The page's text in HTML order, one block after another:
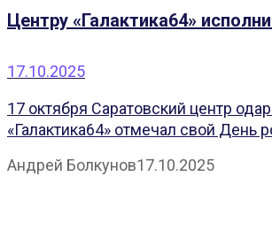
Центру «Галактика64»
17.10.2025
17 октября Саратовский центр
«Галактика64» отмечал свой День
Андрей Болкунов17.10.2025